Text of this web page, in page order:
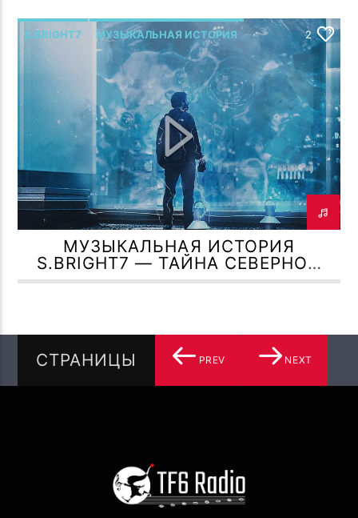
S.BRIGHT7 МУЗЫКАЛЬНАЯ ИСТОРИЯ 2
МУЗЫКАЛЬНАЯ ИСТОРИЯ
S.BRIGHT7 — ТАЙНА СЕВЕРНОЙ
ЗВЕЗДЫ!
СТРАНИЦЫ PREV NEXT